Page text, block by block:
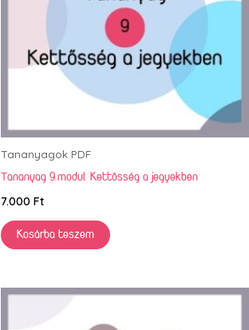
Tananyagok PDF
Tananyag 9.modul: Kettősség a jegyekben
7.000 Ft
Kosárba teszem